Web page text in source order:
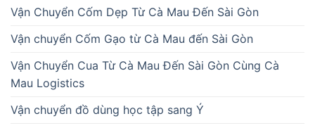
Vận Chuyển Cốm Dẹp Từ Cà Mau Đến Sài Gòn
Vận chuyển Cốm Gạo từ Cà Mau đến Sài Gòn
Vận Chuyển Cua Từ Cà Mau Đến Sài Gòn Cùng Cà
Mau Logistics
Vận chuyển đồ dùng học tập sang Ý